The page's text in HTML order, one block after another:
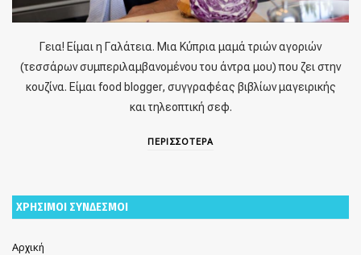
Γεια! Είμαι η Γαλάτεια. Μια Κύπρια μαμά τριών αγοριών
(τεσσάρων συμπεριλαμβανομένου του άντρα μου) που ζει στην
κουζίνα. Είμαι food blogger, συγγραφέας βιβλίων μαγειρικής
και τηλεοπτική σεφ.
ΠΕΡΙΣΣΟΤΕΡΑ
ΧΡΗΣΙΜΟΙ ΣΥΝΔΕΣΜΟΙ
Αρχική